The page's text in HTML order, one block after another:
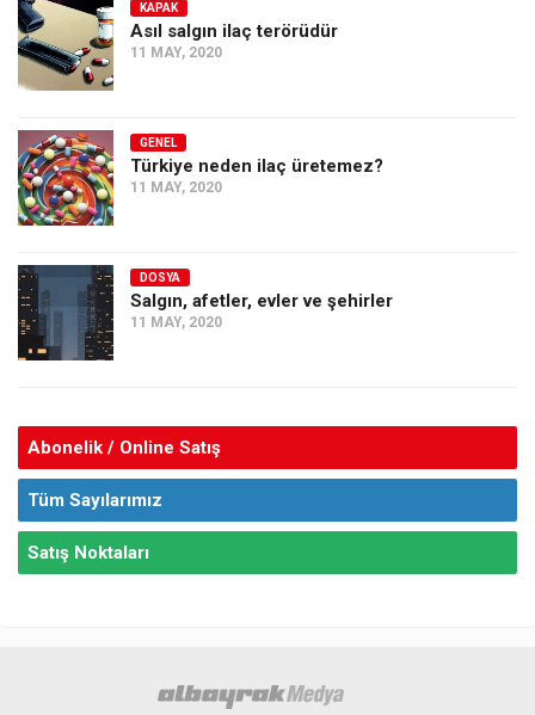
KAPAK
Asıl salgın ilaç terörüdür
11 MAY, 2020
GENEL
Türkiye neden ilaç üretemez?
11 MAY, 2020
DOSYA
Salgın, afetler, evler ve şehirler
11 MAY, 2020
Abonelik / Online Satış
Tüm Sayılarımız
Satış Noktaları